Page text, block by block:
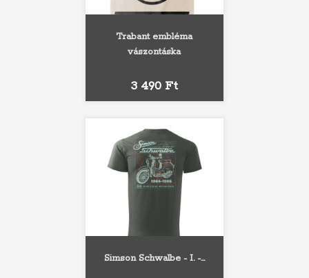
Trabant embléma
vászontáska
Ár
3 490 Ft
Simson Schwalbe - I. -...